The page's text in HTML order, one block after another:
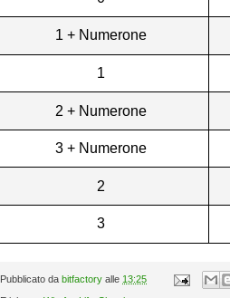
1 + Numerone
1
2 + Numerone
3 + Numerone
2
3
Pubblicato da bitfactory alle 13:25